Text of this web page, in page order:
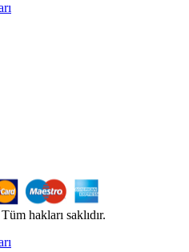
hakları saklıdır.